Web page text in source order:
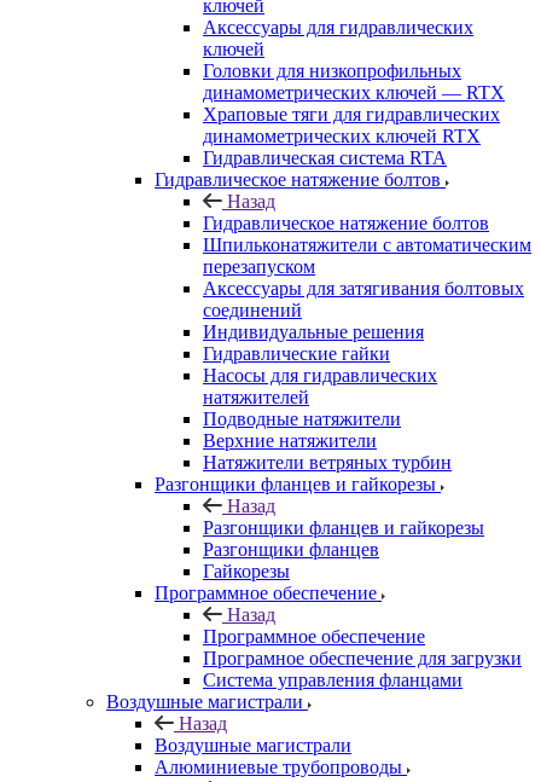
ключей
Аксессуары для гидравлических
ключей
Головки для низкопрофильных
динамометрических ключей — RTX
Храповые тяги для гидравлических
динамометрических ключей RTX
Гидравлическая система RTA
Гидравлическое натяжение болтов
Назад
Гидравлическое натяжение болтов
Шпильконатяжители с автоматическим
перезапуском
Аксессуары для затягивания болтовых
соединений
Индивидуальные решения
Гидравлические гайки
Насосы для гидравлических
натяжителей
Подводные натяжители
Верхние натяжители
Натяжители ветряных турбин
Разгонщики фланцев и гайкорезы
Назад
Разгонщики фланцев и гайкорезы
Разгонщики фланцев
Гайкорезы
Программное обеспечение
Назад
Программное обеспечение
Програмное обеспечение для загрузки
Система управления фланцами
Воздушные магистрали
Назад
Воздушные магистрали
Алюминиевые трубопроводы